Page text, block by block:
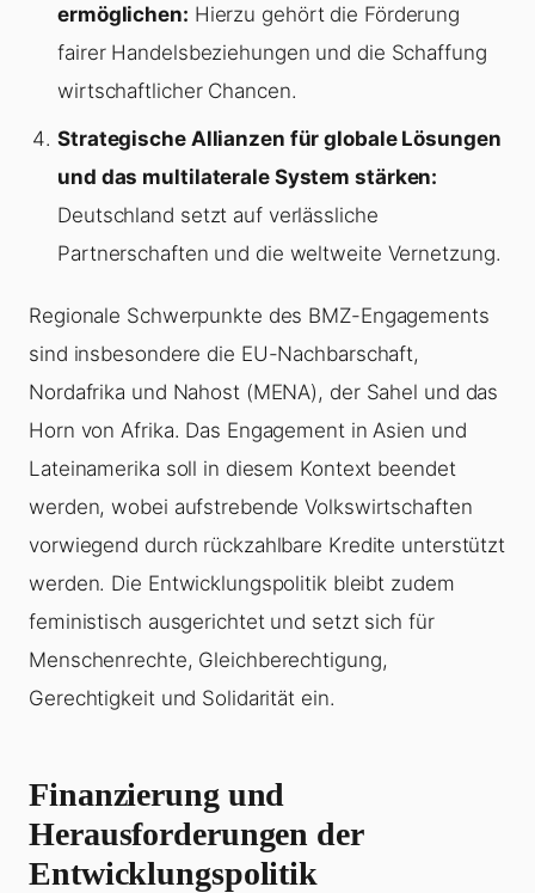
ermöglichen: Hierzu gehört die Förderung
fairer Handelsbeziehungen und die Schaffung
wirtschaftlicher Chancen.
Strategische Allianzen für globale Lösungen
und das multilaterale System stärken:
Deutschland setzt auf verlässliche
Partnerschaften und die weltweite Vernetzung.
Regionale Schwerpunkte des BMZ-Engagements
sind insbesondere die EU-Nachbarschaft,
Nordafrika und Nahost (MENA), der Sahel und das
Horn von Afrika. Das Engagement in Asien und
Lateinamerika soll in diesem Kontext beendet
werden, wobei aufstrebende Volkswirtschaften
vorwiegend durch rückzahlbare Kredite unterstützt
werden. Die Entwicklungspolitik bleibt zudem
feministisch ausgerichtet und setzt sich für
Menschenrechte, Gleichberechtigung,
Gerechtigkeit und Solidarität ein.
Finanzierung und
Herausforderungen der
Entwicklungspolitik